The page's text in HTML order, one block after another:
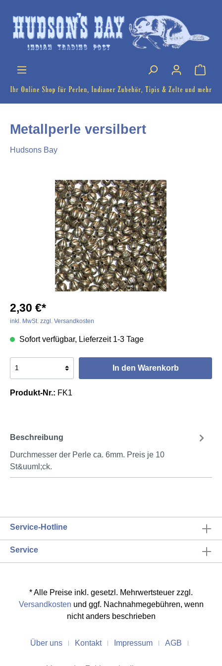
Metallperle versilbert
Hudsons Bay
2,30 €*
inkl. MwSt. zzgl. Versandkosten
Sofort verfügbar, Lieferzeit 1-3 Tage
In den Warenkorb
Produkt-Nr.: FK1
Beschreibung
Durchmesser der Perle ca. 6mm. Preis je 10
St&uuml;ck.
Service-Hotline
Service
* Alle Preise inkl. gesetzl. Mehrwertsteuer zzgl.
Versandkosten und ggf. Nachnahmegebühren, wenn
nicht anders beschrieben
Über uns Kontakt Impressum AGB